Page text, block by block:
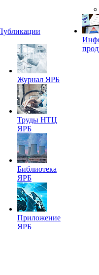
Журнал ЯРБ
Труды НТЦ
ЯРБ
Библиотека
ЯРБ
Приложение
ЯРБ